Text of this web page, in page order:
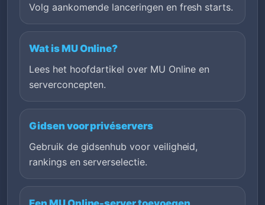
Volg aankomende lanceringen en fresh starts.
Wat is MU Online?
Lees het hoofdartikel over MU Online en
serverconcepten.
Gidsen voor privéservers
Gebruik de gidsenhub voor veiligheid,
rankings en serverselectie.